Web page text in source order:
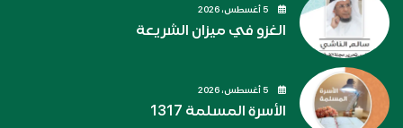
الغزو في ميزان الشريعة
الأسرة المسلمة 1317